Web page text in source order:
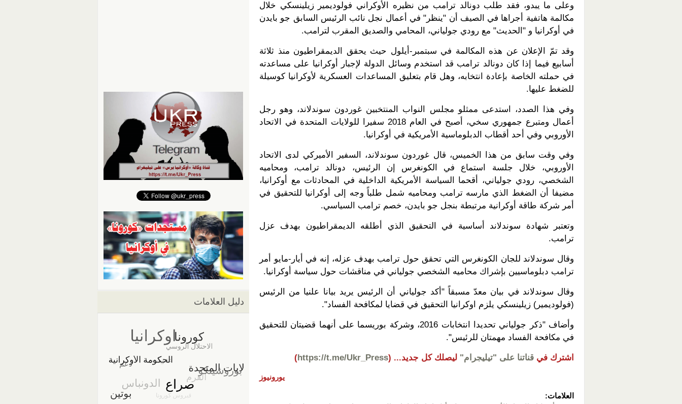
وعلى ما يبدو، فقد طلب دونالد ترامب من نظيره الأوكراني فولوديمير زيلينسكي خلال
مكالمة هاتفية أجراها في الصيف أن "ينظر" في أعمال نجل نائب الرئيس السابق جو بايدن
في أوكرانيا و "الحديث" مع رودي جولياني، المحامي والصديق المقرب لترامب.
وقد تمّ الإعلان عن هذه المكالمة في سبتمبر-أيلول حيث يحقق الديمقراطيون منذ ثلاثة
أسابيع فيما إذا كان دونالد ترامب قد استخدم وسائل الدولة لإجبار أوكرانيا على مساعدته
في حملته الخاصة بإعادة انتخابه، وهل قام بتعليق المساعدات العسكرية لأوكرانيا كوسيلة
للضغط عليها.
وفي هذا الصدد، استدعى ممثلو مجلس النواب المنتخبين غوردون سوندلاند، وهو رجل
أعمال ومتبرع جمهوري سخي، أصبح في العام 2018 سفيرا للولايات المتحدة في الاتحاد
الأوروبي وفي أحد أقطاب الدبلوماسية الأمريكية في أوكرانيا.
وفي وقت سابق من هذا الخميس، قال غوردون سوندلاند، السفير الأميركي لدى الاتحاد
الأوروبي، خلال جلسة استماع في الكونغرس إن الرئيس، دونالد ترامب، ومحاميه
الشخصي، رودي جولياني، أقحما السياسة الأمريكية الداخلية في المحادثات مع أوكرانيا،
مضيفا أن الضغط الذي مارسه ترامب ومحاميه شمل طلباً وجه إلى أوكرانيا للتحقيق في
أمر شركة طاقة أوكرانية مرتبطة بنجل جو بايدن، خصم ترامب السياسي.
وتعتبر شهادة سوندلاند أساسية في التحقيق الذي أطلقه الديمقراطيون بهدف عزل
ترامب.
وقال سوندلاند للجان الكونغرس التي تحقق حول ترامب بهدف عزله، إنه في أيار-مايو أمر
ترامب دبلوماسيين بإشراك محاميه الشخصي جولياني في مناقشات حول سياسة أوكرانيا.
وقال سوندلاند في بيان معدّ مسبقاً "أكد جولياني أن الرئيس يريد بيانا علنيا من الرئيس
(فولوديمير) زيلينسكي يلزم اوكرانيا التحقيق في قضايا لمكافحة الفساد".
وأضاف "ذكر جولياني تحديدا انتخابات 2016، وشركة بوريسما على أنهما قضيتان للتحقيق
في مكافحة الفساد مهمتان للرئيس".
اشترك في قناتنا على "تيليجرام" ليصلك كل جديد... (
https://t.me/Ukr_Press
)
يورونيوز
العلامات:
دليل العلامات